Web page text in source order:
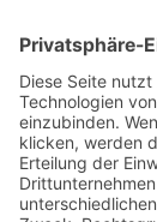
Vom Kern
für deinen
Effiziente